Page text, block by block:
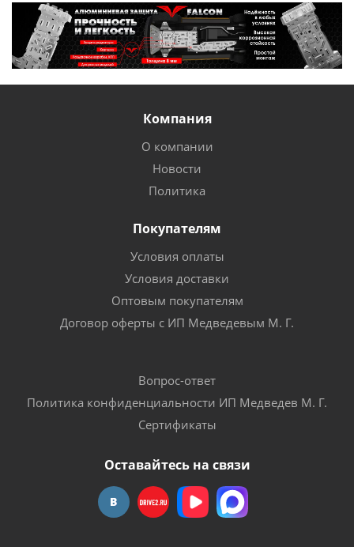
Компания
О компании
Новости
Политика
Покупателям
Условия оплаты
Условия доставки
Оптовым покупателям
Договор оферты с ИП Медведевым М. Г.
Вопрос-ответ
Политика конфиденциальности ИП Медведев М. Г.
Сертификаты
Оставайтесь на связи